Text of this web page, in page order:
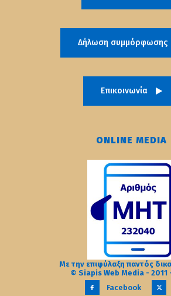
Δήλωση συμμόρφωσης
Επικοινωνία
ONLINE MEDIA
Με την επιφύλαξη παντός
© Siapis Web Media - 2011
Facebook